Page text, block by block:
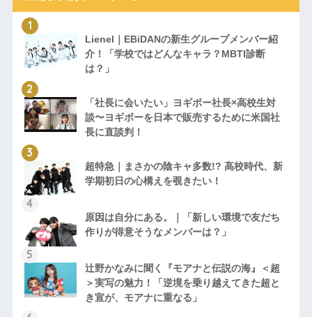
Lienel｜EBiDANの新生グループメンバー紹
介！「学校ではどんなキャラ？MBTI診断
は？」
「社長に会いたい」ヨギボー社長×高校生対
談〜ヨギボーを日本で販売するために米国社
長に直談判！
超特急｜まさかの陰キャ多数!? 高校時代、新
学期初日の心構えを覗きたい！
原因は自分にある。｜「新しい環境で友だち
作りが得意そうなメンバーは？」
辻野かなみに聞く『モアナと伝説の海』＜超
＞実写の魅力！「逆境を乗り越えてきた超と
き宣が、モアナに重なる」